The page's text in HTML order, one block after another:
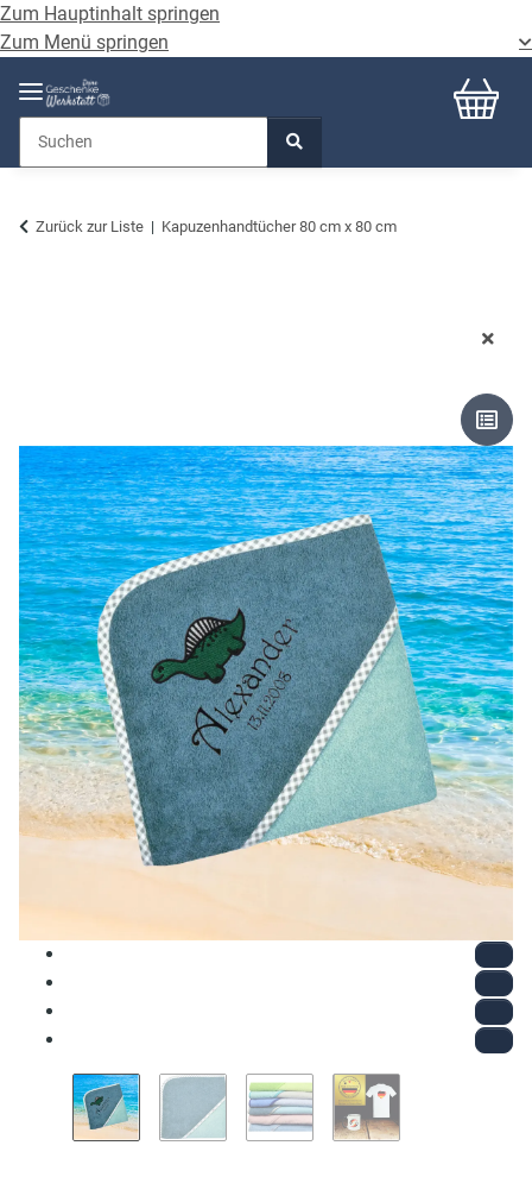
Zum Hauptinhalt springen
Zum Menü springen
Zurück zur Liste Kapuzenhandtücher 80 cm x 80 cm